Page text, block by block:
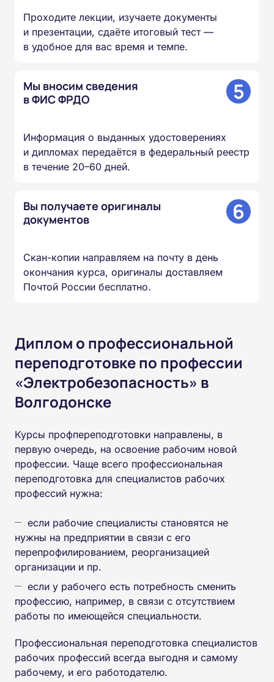
Проходите лекции, изучаете документы
и презентации, сдаёте итоговый тест —
в удобное для вас время и темпе.
Мы вносим сведения
в ФИС ФРДО
5
Информация о выданных удостоверениях
и дипломах передаётся в федеральный реестр
в течение 20–60 дней.
Вы получаете оригиналы
документов
6
Скан-копии направляем на почту в день
окончания курса, оригиналы доставляем
Почтой России бесплатно.
Диплом о профессиональной
переподготовке по профессии
«Электробезопасность» в
Волгодонске
Курсы профпереподготовки направлены, в
первую очередь, на освоение рабочим новой
профессии. Чаще всего профессиональная
переподготовка для специалистов рабочих
профессий нужна:
если рабочие специалисты становятся не
нужны на предприятии в связи с его
перепрофилированием, реорганизацией
организации и пр.
если у рабочего есть потребность сменить
профессию, например, в связи с отсутствием
работы по имеющейся специальности.
Профессиональная переподготовка специалистов
рабочих профессий всегда выгодня и самому
рабочему, и его работодателю.